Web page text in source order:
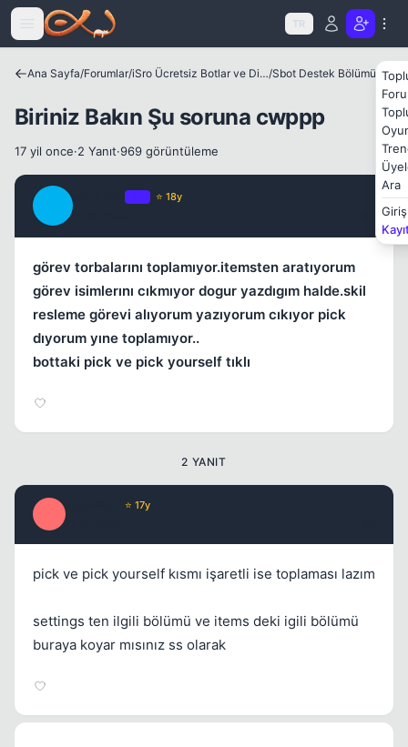
Icerige atla
TR
Ara
Giriş
Ana Sayfa/Forumlar/ iSro Ücretsiz Botlar ve Diğer Programlar/Sbot Destek Bölümü
Biriniz Bakın Şu soruna cwppp
17 yil once·2 Yanıt·969 görüntüleme
⭐ 18y
görev torbalarını toplamıyor.itemsten aratıyorum
görev isimlerını cıkmıyor dogur yazdıgım halde.skil
resleme görevi alıyorum yazıyorum cıkıyor pick
dıyorum yıne toplamıyor..
bottaki pick ve pick yourself tıklı
2 YANIT
⭐ 17y
pick ve pick yourself kısmı işaretli ise toplaması lazım
settings ten ilgili bölümü ve items deki igili bölümü
buraya koyar mısınız ss olarak
Kapat